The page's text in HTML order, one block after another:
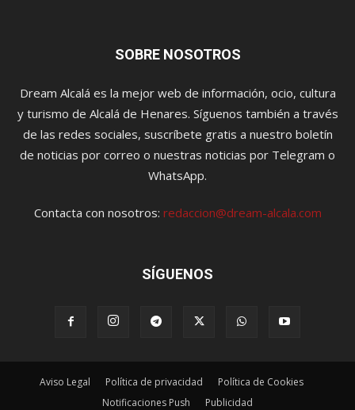
SOBRE NOSOTROS
Dream Alcalá es la mejor web de información, ocio, cultura
y turismo de Alcalá de Henares. Síguenos también a través
de las redes sociales, suscríbete gratis a nuestro boletín
de noticias por correo o nuestras noticias por Telegram o
WhatsApp.
Contacta con nosotros: redaccion@dream-alcala.com
SÍGUENOS
Aviso Legal Política de privacidad
Política de Cookies
Notificaciones Push
Publicidad